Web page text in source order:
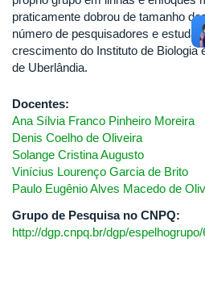
praticamente dobrou de tamanho
número de pesquisadores e
crescimento do Instituto de Biologia
de Uberlândia.
Docentes:
Ana Sílvia Franco Pinheiro Moreira
Denis Coelho de Oliveira
Solange Cristina Augusto
Vinícius Lourenço Garcia de Brito
Paulo Eugênio Alves Macedo de
Grupo de Pesquisa no CNPQ:
http://dgp.cnpq.br/dgp/